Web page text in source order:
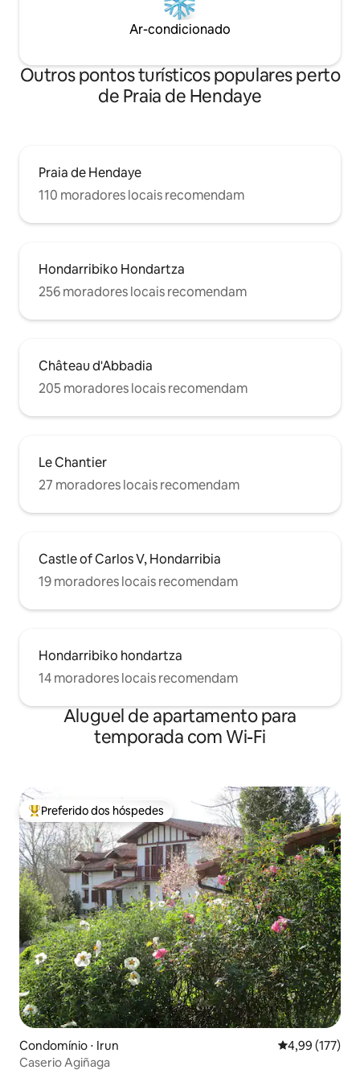
Ar-condicionado
Outros pontos turísticos populares perto
de Praia de Hendaye
Praia de Hendaye
110 moradores locais recomendam
Hondarribiko Hondartza
256 moradores locais recomendam
Château d'Abbadia
205 moradores locais recomendam
Le Chantier
27 moradores locais recomendam
Castle of Carlos V, Hondarribia
19 moradores locais recomendam
Hondarribiko hondartza
14 moradores locais recomendam
Aluguel de apartamento para
temporada com Wi-Fi
Entre os melhores preferidos dos hóspedes
Preferido dos hóspedes
Condomínio ⋅ Irun 4,99 de uma
4,99 (177)
Caserio Agiñaga